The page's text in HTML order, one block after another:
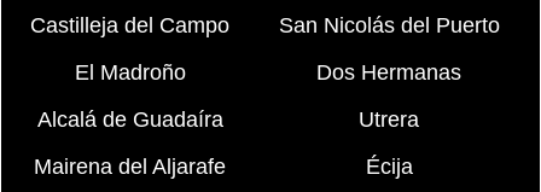
Castilleja del Campo
San Nicolás del Puerto
El Madroño
Dos Hermanas
Alcalá de Guadaíra
Utrera
Mairena del Aljarafe
Écija